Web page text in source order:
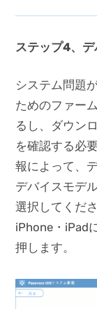
ステップ4、
システム問題
ためのファー
るし、ダウン
を確認する必
報によって、
デバイスモデ
選択してくだ
iPhone・iPad
押します。